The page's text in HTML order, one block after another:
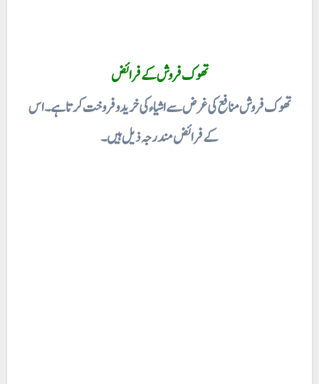
تھوک فروش کے فرائض
تھوک فروش منافع کی غرض سے اشیاء کی خرید و فروخت کرتا ہے۔ اس
کے فرائض مندرجہ ذیل ہیں۔